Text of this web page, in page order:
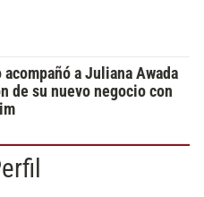
a Juliana Awada
de su nuevo negocio con